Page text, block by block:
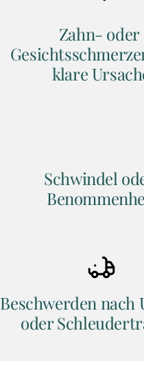
Zahn- oder
klare
Schwindel
Beschwerden nach
oder